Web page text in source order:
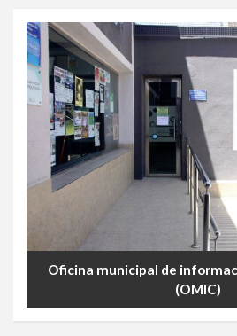
CONSUMIDOR
Oficina municipal de
(OMIC)